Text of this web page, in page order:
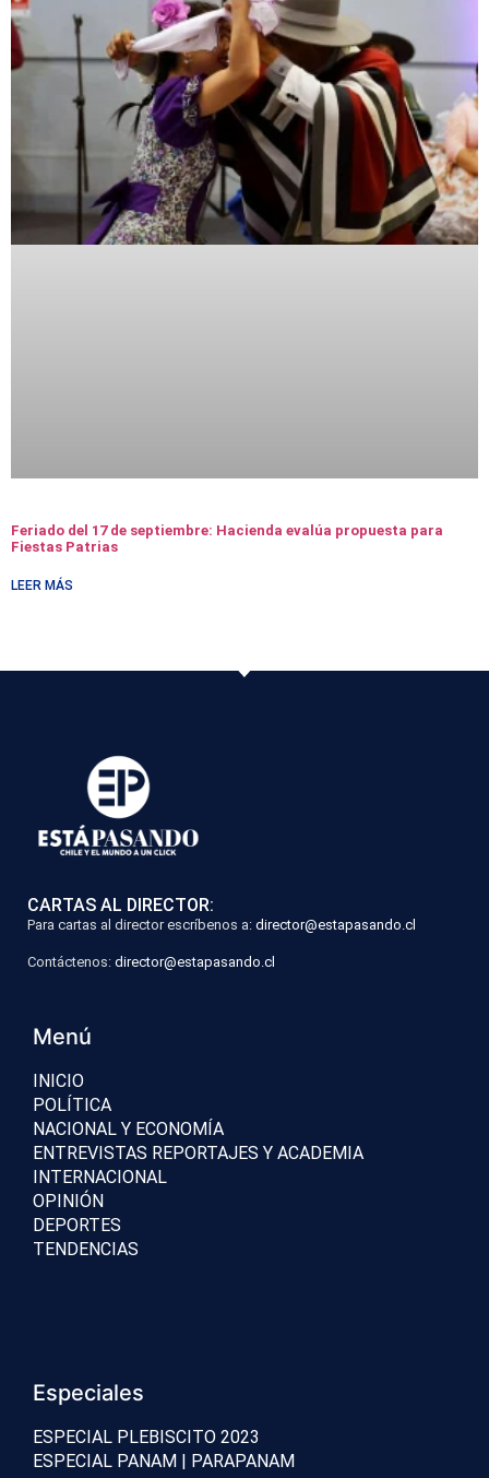
Feriado del 17 de septiembre: Hacienda evalúa propuesta para
Fiestas Patrias
LEER MÁS
CARTAS AL DIRECTOR:
Para cartas al director escríbenos a: director@estapasando.cl
Contáctenos: director@estapasando.cl
Menú
INICIO
POLÍTICA
NACIONAL Y ECONOMÍA
ENTREVISTAS REPORTAJES Y ACADEMIA
INTERNACIONAL
OPINIÓN
DEPORTES
TENDENCIAS
Especiales
ESPECIAL PLEBISCITO 2023
ESPECIAL PANAM | PARAPANAM